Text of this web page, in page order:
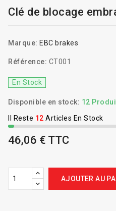
Clé de blocage
Marque: EBC brakes
Référence: CT001
En Stock
Disponible en stock: 12
Il Reste 12Articles En Stock
46,06 € TTC
AJOUTER AU